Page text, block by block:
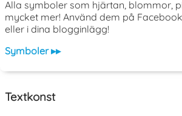
Alla symboler som hjärtan, blommor,
mycket mer! Använd dem på
eller i dina blogginlägg!
Symboler ▸▸
Textkonst